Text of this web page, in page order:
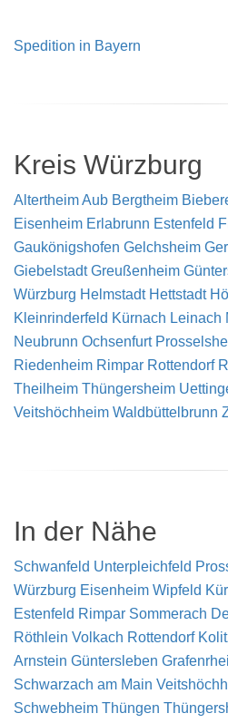
Spedition in Bayern
Kreis Würzburg
AltertheimAub Bergtheim
Eisenheim Erlabrunn Estenfeld
Gaukönigshofen Gelchsheim
Giebelstadt Greußenheim
Würzburg Helmstadt Hettstadt
Kleinrinderfeld Kürnach Leinach
Neubrunn Ochsenfurt
Riedenheim Rimpar Rottendorf
Theilheim Thüngersheim
Veitshöchheim Waldbüttelbrunn
In der Nähe
Schwanfeld Unterpleichfeld
Würzburg Eisenheim Wipfeld
Estenfeld Rimpar Sommerach
Röthlein Volkach Rottendorf
Arnstein Güntersleben
Schwarzach am Main
Schwebheim Thüngen